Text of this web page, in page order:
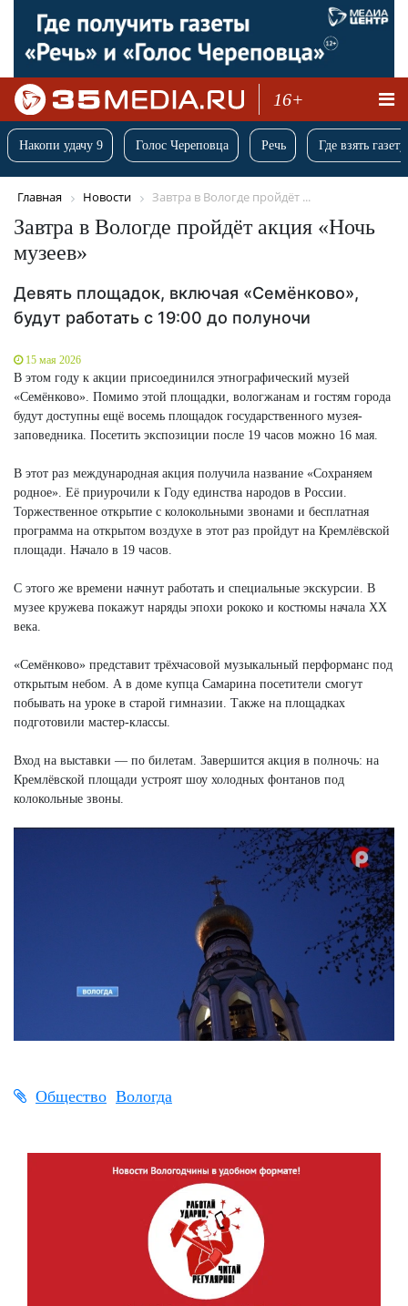
16+
Накопи удачу 9 Голос Череповца Речь Где взять
Главная Новости Завтра в Вологде пройдёт ...
Завтра в Вологде пройдёт акция «Ночь
музеев»
Девять площадок, включая «Семёнково»,
будут работать с 19:00 до полуночи
15 мая 2026
В этом году к акции присоединился этнографический музей
«Семёнково». Помимо этой площадки, вологжанам и гостям города
будут доступны ещё восемь площадок государственного музея-
заповедника. Посетить экспозиции после 19 часов можно 16 мая.
В этот раз международная акция получила название «Сохраняем
родное». Её приурочили к Году единства народов в России.
Торжественное открытие с колокольными звонами и бесплатная
программа на открытом воздухе в этот раз пройдут на Кремлёвской
площади. Начало в 19 часов.
С этого же времени начнут работать и специальные экскурсии. В
музее кружева покажут наряды эпохи рококо и костюмы начала XX
века.
«Семёнково» представит трёхчасовой музыкальный перформанс под
открытым небом. А в доме купца Самарина посетители смогут
побывать на уроке в старой гимназии. Также на площадках
подготовили мастер-классы.
Вход на выставки — по билетам. Завершится акция в полночь: на
Кремлёвской площади устроят шоу холодных фонтанов под
колокольные звоны.
Общество Вологда